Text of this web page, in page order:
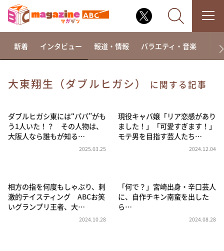
相席食堂
これ余談なんですけど・・・
～人生密着トークバラエティ！～ やすとものいたっ
news おかえり
河合＆A.B.C-Z塚田×福井アナ「なんでやねん！？」
（news おかえり）
新着 インタビュー 報道・情報 バラエティ・音楽 ド
大東翔生（ダブルヒガシ） に関する記事
ダブルヒガシ東には“パパ”がも
う1人いた！？ その人物は、
大阪人なら誰もが知る…
2025.03.25
現役キャバ嬢「リア恋感があり
ました！」「可愛すぎます！」
モテ男を目指す芸人たち…
2024.12.04
相方の指を何度もしゃぶり、刺
激的テイスティング ABCお笑
いグランプリ王者、大…
2024.10.28
「何で？」宮崎出身・辛口芸人
に、自作チキン南蛮を出した
ら…
2024.08.28